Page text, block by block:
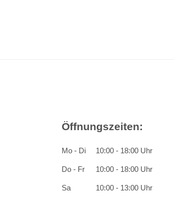
Öffnungszeiten:
Mo - Di 10:00 - 18:00 Uhr
Do - Fr 10:00 - 18:00 Uhr
Sa 10:00 - 13:00 Uhr